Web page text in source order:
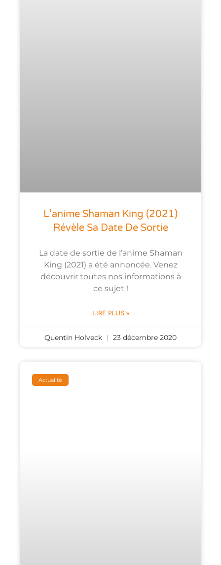
L’anime Shaman King (2021)
Révèle Sa Date De Sortie
La date de sortie de l’anime Shaman
King (2021) a été annoncée. Venez
découvrir toutes nos informations à
ce sujet !
LIRE PLUS »
Quentin Holveck 23 décembre 2020
Actualité